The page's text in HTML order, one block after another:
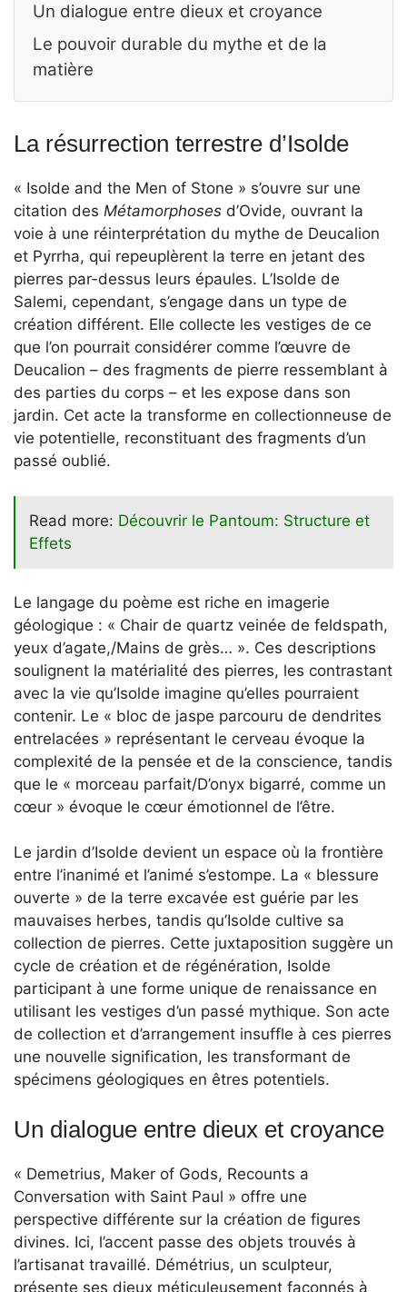
Un dialogue entre dieux et croyance
Le pouvoir durable du mythe et de la
matière
La résurrection terrestre d’Isolde
« Isolde and the Men of Stone » s’ouvre sur une
citation des Métamorphoses d’Ovide, ouvrant la
voie à une réinterprétation du mythe de Deucalion
et Pyrrha, qui repeuplèrent la terre en jetant des
pierres par-dessus leurs épaules. L’Isolde de
Salemi, cependant, s’engage dans un type de
création différent. Elle collecte les vestiges de ce
que l’on pourrait considérer comme l’œuvre de
Deucalion – des fragments de pierre ressemblant à
des parties du corps – et les expose dans son
jardin. Cet acte la transforme en collectionneuse de
vie potentielle, reconstituant des fragments d’un
passé oublié.
Read more: Découvrir le Pantoum: Structure et
Effets
Le langage du poème est riche en imagerie
géologique : « Chair de quartz veinée de feldspath,
yeux d’agate,/Mains de grès… ». Ces descriptions
soulignent la matérialité des pierres, les contrastant
avec la vie qu’Isolde imagine qu’elles pourraient
contenir. Le « bloc de jaspe parcouru de dendrites
entrelacées » représentant le cerveau évoque la
complexité de la pensée et de la conscience, tandis
que le « morceau parfait/D’onyx bigarré, comme un
cœur » évoque le cœur émotionnel de l’être.
Le jardin d’Isolde devient un espace où la frontière
entre l’inanimé et l’animé s’estompe. La « blessure
ouverte » de la terre excavée est guérie par les
mauvaises herbes, tandis qu’Isolde cultive sa
collection de pierres. Cette juxtaposition suggère un
cycle de création et de régénération, Isolde
participant à une forme unique de renaissance en
utilisant les vestiges d’un passé mythique. Son acte
de collection et d’arrangement insuffle à ces pierres
une nouvelle signification, les transformant de
spécimens géologiques en êtres potentiels.
Un dialogue entre dieux et croyance
« Demetrius, Maker of Gods, Recounts a
Conversation with Saint Paul » offre une
perspective différente sur la création de figures
divines. Ici, l’accent passe des objets trouvés à
l’artisanat travaillé. Démétrius, un sculpteur,
présente ses dieux méticuleusement façonnés à